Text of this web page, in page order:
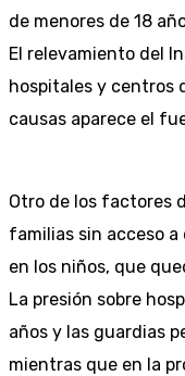
de menores de 18
El relevamiento del
hospitales y centros
causas aparece el
Otro de los factores
familias sin acceso
en los niños, que
La presión sobre
años y las guardias
mientras que en la